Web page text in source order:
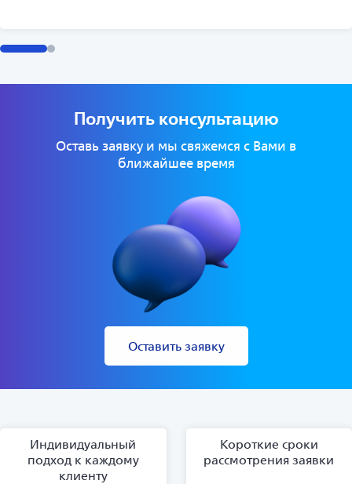
Получить консультацию
Оставь заявку и мы свяжемся с Вами в
ближайшее время
Оставить заявку
Индивидуальный
подход к каждому
клиенту
Короткие сроки
рассмотрения заявки